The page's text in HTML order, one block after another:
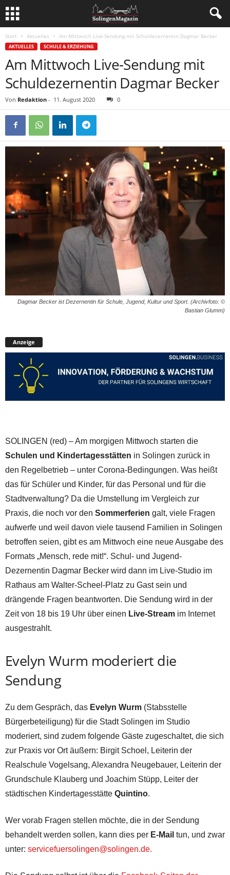
Start Aktuelles Am Mittwoch Live-Sendung mit Schuldezernentin Dagmar Becker
AKTUELLES SCHULE & ERZIEHUNG
Am Mittwoch Live-Sendung mit
Schuldezernentin Dagmar Becker
Von Redaktion - 11. August 2020 0
Dagmar Becker ist Dezernentin für Schule, Jugend, Kultur und Sport. (Archivfoto: ©
Bastian Glumm)
Anzeige
SOLINGEN (red) – Am morgigen Mittwoch starten die
Schulen und Kindertagesstätten in Solingen zurück in
den Regelbetrieb – unter Corona-Bedingungen. Was heißt
das für Schüler und Kinder, für das Personal und für die
Stadtverwaltung? Da die Umstellung im Vergleich zur
Praxis, die noch vor den Sommerferien galt, viele Fragen
aufwerfe und weil davon viele tausend Familien in Solingen
betroffen seien, gibt es am Mittwoch eine neue Ausgabe des
Formats „Mensch, rede mit!“. Schul- und Jugend-
Dezernentin Dagmar Becker wird dann im Live-Studio im
Rathaus am Walter-Scheel-Platz zu Gast sein und
drängende Fragen beantworten. Die Sendung wird in der
Zeit von 18 bis 19 Uhr über einen Live-Stream im Internet
ausgestrahlt.
Evelyn Wurm moderiert die
Sendung
Zu dem Gespräch, das Evelyn Wurm (Stabsstelle
Bürgerbeteiligung) für die Stadt Solingen im Studio
moderiert, sind zudem folgende Gäste zugeschaltet, die sich
zur Praxis vor Ort äußern: Birgit Schoel, Leiterin der
Realschule Vogelsang, Alexandra Neugebauer, Leiterin der
Grundschule Klauberg und Joachim Stüpp, Leiter der
städtischen Kindertagesstätte Quintino.
Wer vorab Fragen stellen möchte, die in der Sendung
behandelt werden sollen, kann dies per E-Mail tun, und zwar
unter: servicefuersolingen@solingen.de.